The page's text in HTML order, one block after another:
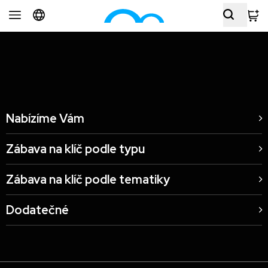
Restaurace Šelepka Brno, CZ
Nabízíme Vám
Zábava na klíč podle typu
Zábava na klíč podle tematiky
Dodatečné